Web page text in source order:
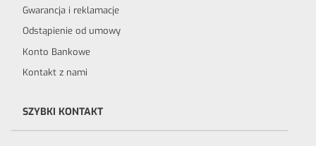
Gwarancja i reklamacje
Odstąpienie od umowy
Konto Bankowe
Kontakt z nami
SZYBKI KONTAKT